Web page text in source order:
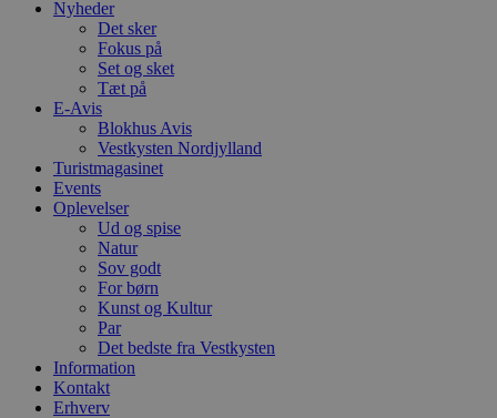
Nyheder
Det sker
Fokus på
Set og sket
Tæt på
E-Avis
Blokhus Avis
Vestkysten Nordjylland
Turistmagasinet
Events
Oplevelser
Ud og spise
Natur
Sov godt
For børn
Kunst og Kultur
Par
Det bedste fra Vestkysten
Information
Kontakt
Erhverv